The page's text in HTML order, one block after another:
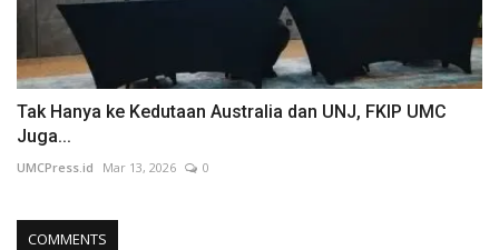
Tak Hanya ke Kedutaan Australia dan UNJ, FKIP UMC
Juga...
UMCPress.id Mar 13, 2026 0
COMMENTS